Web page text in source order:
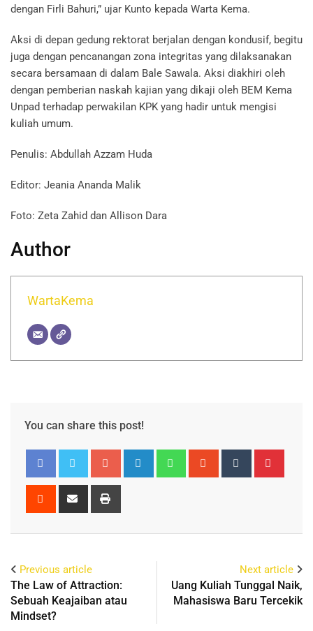
dengan Firli Bahuri,” ujar Kunto kepada Warta Kema.
Aksi di depan gedung rektorat berjalan dengan kondusif, begitu
juga dengan pencanangan zona integritas yang dilaksanakan
secara bersamaan di dalam Bale Sawala. Aksi diakhiri oleh
dengan pemberian naskah kajian yang dikaji oleh BEM Kema
Unpad terhadap perwakilan KPK yang hadir untuk mengisi
kuliah umum.
Penulis: Abdullah Azzam Huda
Editor: Jeania Ananda Malik
Foto: Zeta Zahid dan Allison Dara
Author
WartaKema
You can share this post!
Previous article
The Law of Attraction:
Sebuah Keajaiban atau
Mindset?
Next article
Uang Kuliah Tunggal Naik,
Mahasiswa Baru Tercekik